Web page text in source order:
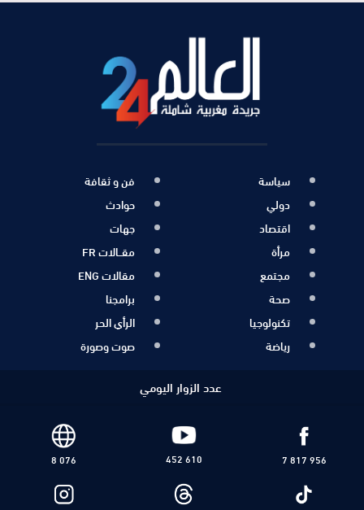
سياسة
دولي
اقتصاد
مرأة
مجتمع
صحة
تكنولوجيا
رياضة
فن و ثقافة
حوادث
جهات
مقــالات FR
مقالات ENG
برامجنا
الرأي الحر
صوت وصورة
عدد الزوار اليومي
7 817 956
452 610
8 076